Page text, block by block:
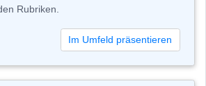
Rubriken.
Im Umfeld präsentieren